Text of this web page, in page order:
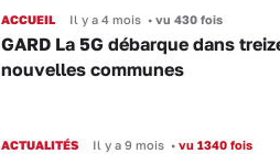
ACCUEIL Il y a 4 mois •vu 430 fois
GARD La 5G débarque dans
nouvelles communes
ACTUALITÉS Il y a 9 mois •vu 1340 fois